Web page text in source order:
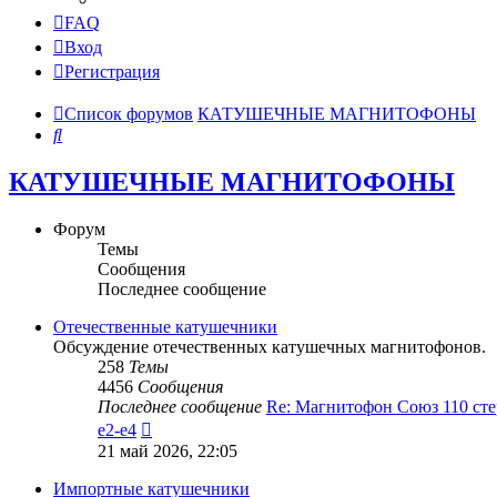
FAQ
Вход
Регистрация
Список форумов КАТУШЕЧНЫЕ МАГНИТОФОНЫ
Поиск
КАТУШЕЧНЫЕ МАГНИТОФОНЫ
Форум
Темы
Сообщения
Последнее сообщение
Отечественные катушечники
Обсуждение отечественных катушечных магнитофонов.
258 Темы
4456 Сообщения
Последнее сообщение Re: Магнитофон Союз 110
e2-e4
к
последнему
сообщению
21 май 2026, 22:05
Импортные катушечники